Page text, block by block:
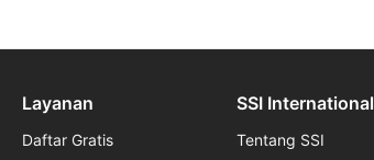
Layanan
Daftar Gratis
SSI International
Tentang SSI